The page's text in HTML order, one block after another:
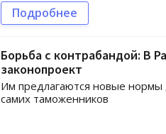
Подробнее
Борьба с контрабандой: В
законопроект
Им предлагаются новые нормы
самих таможенников